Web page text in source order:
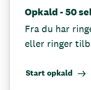
Opkald - 50
Fra du har
eller ringer
Start opkald